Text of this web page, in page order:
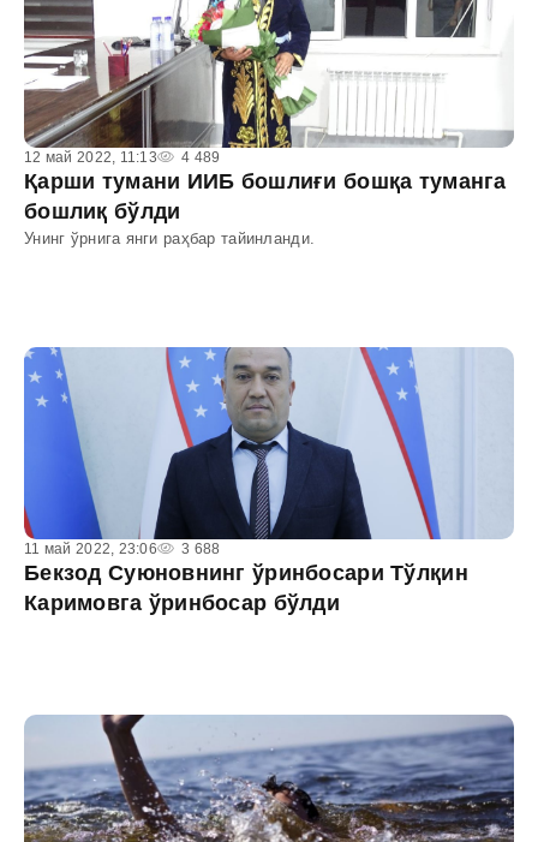
12 май 2022, 11:13 4 489
Қарши тумани ИИБ бошлиғи бошқа туманга
бошлиқ бўлди
Унинг ўрнига янги раҳбар тайинланди.
11 май 2022, 23:06 3 688
Бекзод Суюновнинг ўринбосари Тўлқин
Каримовга ўринбосар бўлди